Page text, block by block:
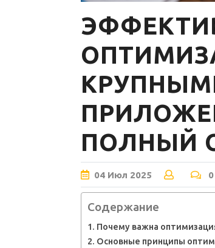
ПОЛНЫЙ
04 Июл 2025
Содержание
Почему важна
Основные принципы